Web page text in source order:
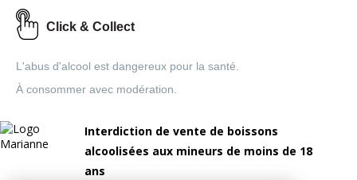
Click & Collect
L'abus d'alcool est dangereux pour la santé.
À consommer avec modération.
Interdiction de vente de boissons
alcoolisées aux mineurs de moins de 18
ans